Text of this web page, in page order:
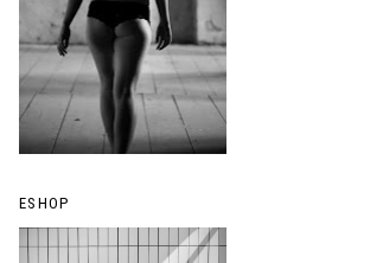
ESHOP